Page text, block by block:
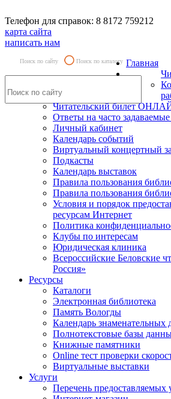
Телефон для справок: 8 8172 759212
карта сайта
написать нам
Поиск по сайту Поиск по каталогу Главная
Читательский билет
Ответы на часто
Личный кабинет
Календарь событий
Виртуальный концертный
Подкасты
Календарь выставок
Правила пользования
Правила пользования
Условия и порядок
ресурсам Интернет
Политика
Клубы по интересам
Юридическая клиника
Всероссийские Беловские
Россия»
Ресурсы
Каталоги
Электронная библиотека
Память Вологды
Календарь знаменательных
Полнотекстовые базы
Книжные памятники
Online тест проверки
Виртуальные выставки
Услуги
Перечень предоставляемых